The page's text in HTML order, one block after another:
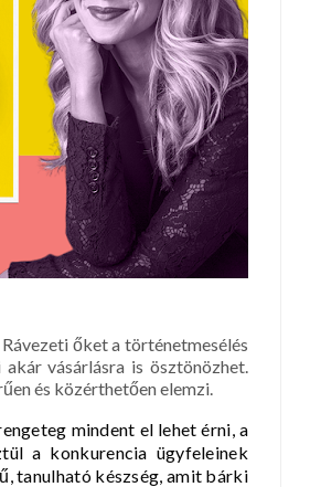
őket a történetmesélés
vásárlásra is ösztönözhet.
és közérthetően elemzi.
mindent el lehet érni, a
a konkurencia ügyfeleinek
tanulható készség, amit bárki